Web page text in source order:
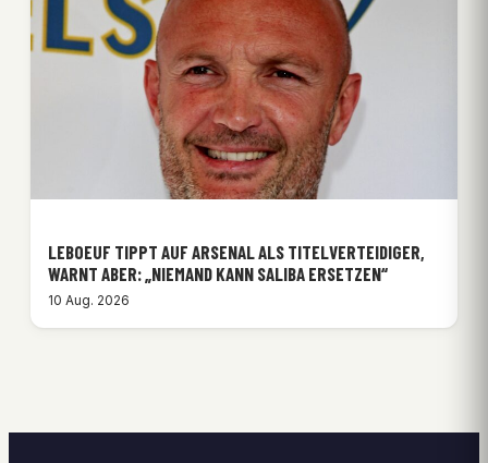
LEBOEUF TIPPT AUF ARSENAL ALS TITELVERTEIDIGER,
WARNT ABER: „NIEMAND KANN SALIBA ERSETZEN“
10 Aug. 2026